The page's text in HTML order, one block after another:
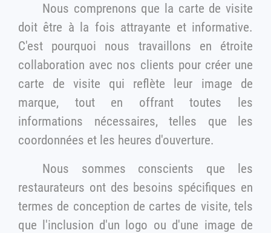
Nous comprenons que la carte de visite
doit être à la fois attrayante et informative.
C'est pourquoi nous travaillons en étroite
collaboration avec nos clients pour créer une
carte de visite qui reflète leur image de
marque, tout en offrant toutes les
informations nécessaires, telles que les
coordonnées et les heures d'ouverture.
Nous sommes conscients que les
restaurateurs ont des besoins spécifiques en
termes de conception de cartes de visite, tels
que l'inclusion d'un logo ou d'une image de